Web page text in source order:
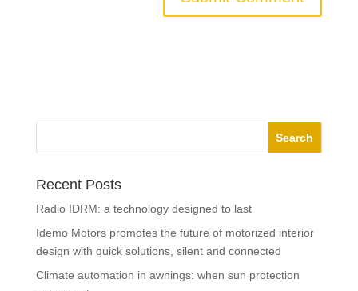
Recent Posts
Radio IDRM: a technology designed to last
Idemo Motors promotes the future of motorized interior
design with quick solutions, silent and connected
Climate automation in awnings: when sun protection